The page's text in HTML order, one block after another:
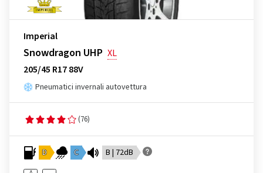
Imperial
Snowdragon UHP XL
205/45 R17 88V
Pneumatici invernali autovettura
(76)
D C B | 72dB